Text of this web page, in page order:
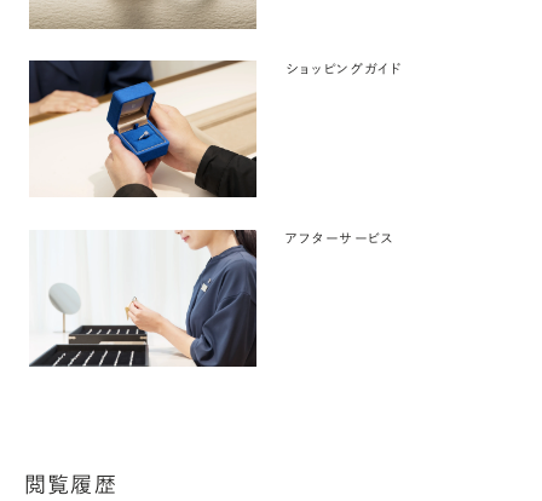
ショッピングガイド
アフターサービス
閲覧履歴